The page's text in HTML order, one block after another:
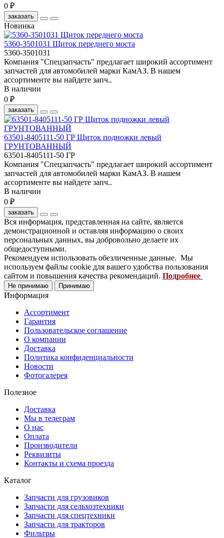
0 ₽
заказать
Новинка
5360-3501031 Щиток переднего моста
5360-3501031
Компания "Спецзапчасть" предлагает широкий ассортимент
запчастей для автомобилей марки КамАЗ. В нашем
ассортименте вы найдете запч..
В наличии
0 ₽
заказать
63501-8405111-50 ГР Щиток подножки левый
ГРУНТОВАННЫЙ
63501-8405111-50 ГР
Компания "Спецзапчасть" предлагает широкий ассортимент
запчастей для автомобилей марки КамАЗ. В нашем
ассортименте вы найдете запч..
В наличии
0 ₽
заказать
Вся информация, представленная на сайте, является
демонстрационной и оставляя информацию о своих
персональных данных, вы добровольно делаете их
общедоступными.
Рекомендуем использовать обезличенные данные. Мы
используем файлы cookie для вашего удобства пользования
сайтом и повышения качества рекомендаций. Подробнее
Не принимаю Принимаю
Информация
Ассортимент
Гарантия
Пользовательское соглашение
О компании
Доставка
Политика конфиденциальности
Новости
Фотогалерея
Полезное
Доставка
Мы в телеграм
О нас
Оплата
Производители
Реквизиты
Контакты и схема проезда
Каталог
Запчасти для грузовиков
Запчасти для сельхозтехники
Запчасти для спецтехники
Запчасти для тракторов
Фильтры